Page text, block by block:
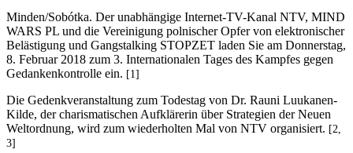
Minden/Sobótka. Der unabhängige Internet-TV-Kanal NTV, MIND
WARS PL und die Vereinigung polnischer Opfer von elektronischer
Belästigung und Gangstalking STOPZET laden Sie am Donnerstag,
8. Februar 2018 zum 3. Internationalen Tages des Kampfes gegen
Gedankenkontrolle ein. [1]
Die Gedenkveranstaltung zum Todestag von Dr. Rauni Luukanen-
Kilde, der charismatischen Aufklärerin über Strategien der Neuen
Weltordnung, wird zum wiederholten Mal von NTV organisiert. [2,
3]